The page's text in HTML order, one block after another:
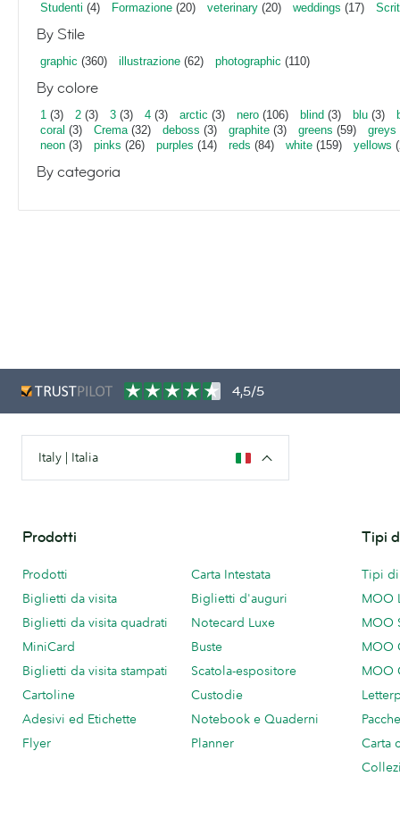
Studenti (4) Formazione (20) veterinary (20) weddings (17)
By Stile
graphic (360) illustrazione (62) photographic (110)
By colore
1 (3) 2 (3) 3 (3) 4 (3) arctic (3) nero (106) blind (3) blu (3)
coral (3) Crema(32) deboss (3) graphite (3) greens (59) greys
neon (3) pinks (26) purples (14) reds (84) white (159) yellows
By categoria
4,5/5
Italy | Italia
Prodotti
Prodotti
Biglietti da visita
Biglietti da visita quadrati
MiniCard
Biglietti da visita stampati
Cartoline
Adesivi ed Etichette
Flyer
Carta Intestata
Biglietti d'auguri
Notecard Luxe
Buste
Scatola-espositore
Custodie
Notebook e Quaderni
Planner
Tipi
Tipi
MOO
MOO
MOO
MOO
Carta